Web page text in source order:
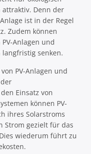
Denn der
ist in der Regel
Zudem können
Anlagen und
senken.
PV-Anlagen und
Einsatz von
können PV-
ihres Solarstroms
Strom gezielt für das
wiederum führt zu